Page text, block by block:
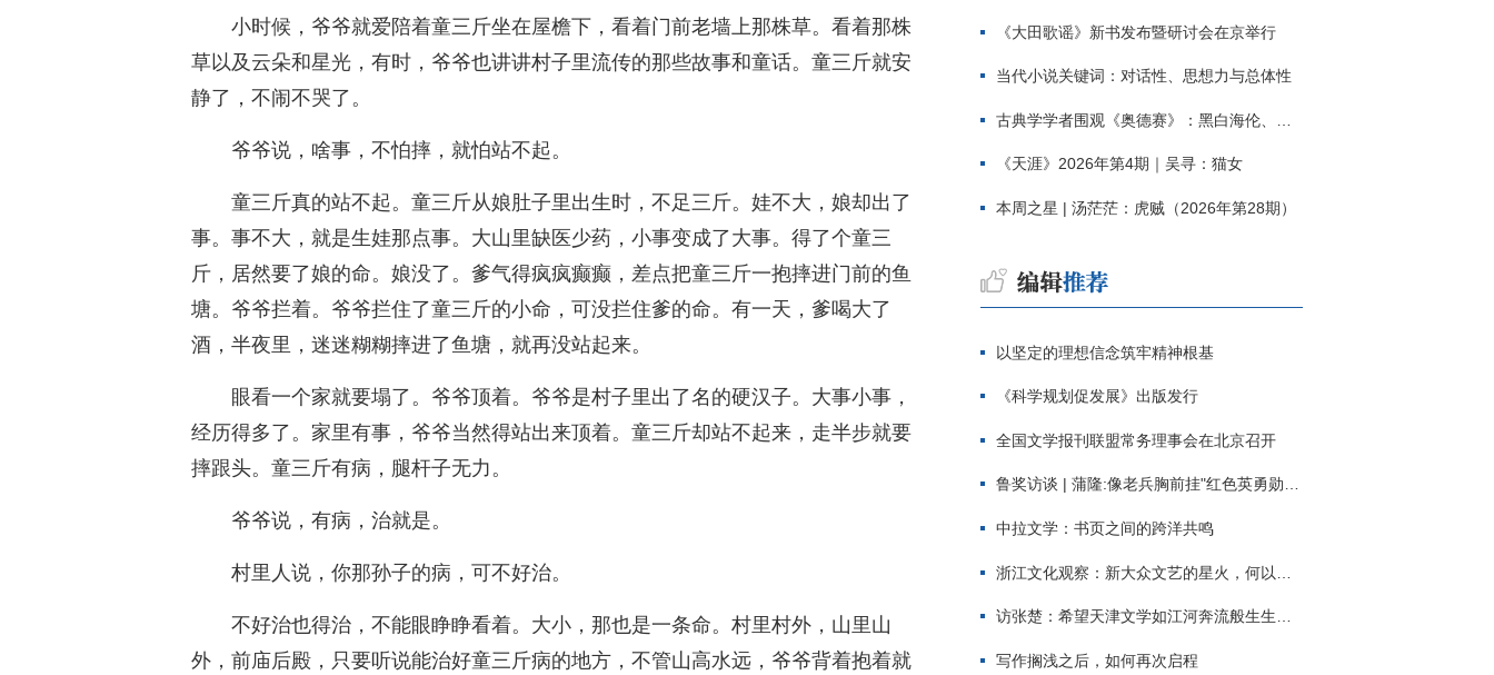
小时候，爷爷就爱陪着童三斤坐在屋檐下，看着门前老墙上那株草。看着那株
草以及云朵和星光，有时，爷爷也讲讲村子里流传的那些故事和童话。童三斤就安
静了，不闹不哭了。
爷爷说，啥事，不怕摔，就怕站不起。
童三斤真的站不起。童三斤从娘肚子里出生时，不足三斤。娃不大，娘却出了
事。事不大，就是生娃那点事。大山里缺医少药，小事变成了大事。得了个童三
斤，居然要了娘的命。娘没了。爹气得疯疯癫癫，差点把童三斤一抱摔进门前的鱼
塘。爷爷拦着。爷爷拦住了童三斤的小命，可没拦住爹的命。有一天，爹喝大了
酒，半夜里，迷迷糊糊摔进了鱼塘，就再没站起来。
眼看一个家就要塌了。爷爷顶着。爷爷是村子里出了名的硬汉子。大事小事，
经历得多了。家里有事，爷爷当然得站出来顶着。童三斤却站不起来，走半步就要
摔跟头。童三斤有病，腿杆子无力。
爷爷说，有病，治就是。
村里人说，你那孙子的病，可不好治。
不好治也得治，不能眼睁睁看着。大小，那也是一条命。村里村外，山里山
外，前庙后殿，只要听说能治好童三斤病的地方，不管山高水远，爷爷背着抱着就
《大田歌谣》新书发布暨研讨会在京举行
当代小说关键词：对话性、思想力与总体性
古典学学者围观《奥德赛》：黑白海伦、佩涅罗佩的别针与神秘入侵者
《天涯》2026年第4期｜吴寻：猫女
本周之星 | 汤茫茫：虎贼（2026年第28期）
以坚定的理想信念筑牢精神根基
《科学规划促发展》出版发行
全国文学报刊联盟常务理事会在北京召开
鲁奖访谈 | 蒲隆:像老兵胸前挂"红色英勇勋章"
中拉文学：书页之间的跨洋共鸣
浙江文化观察：新大众文艺的星火，何以燎原？
访张楚：希望天津文学如江河奔流般生生不息
写作搁浅之后，如何再次启程